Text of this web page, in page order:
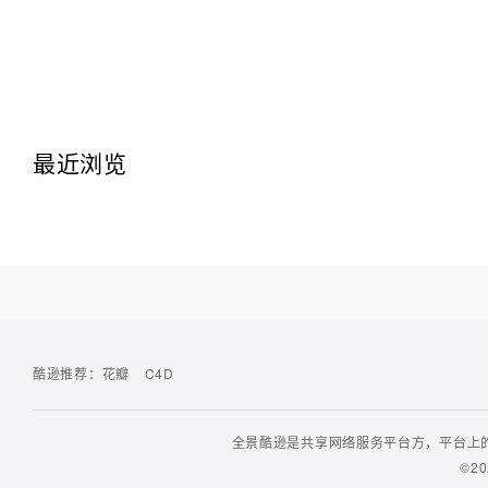
最近浏览
酷逊推荐： 花瓣 C4D
全景酷逊是共享网络服务平台方，平台